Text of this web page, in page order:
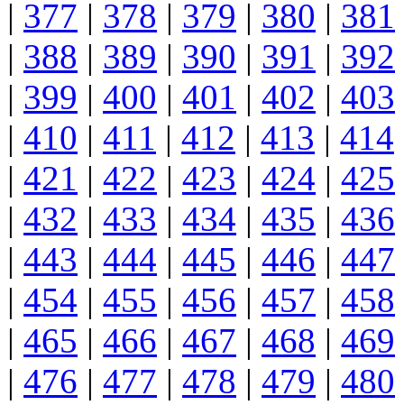
| 377 | 378 | 379 | 380 | 381
| 388 | 389 | 390 | 391 | 392
| 399 | 400 | 401 | 402 | 403
| 410 | 411 | 412 | 413 | 414
| 421 | 422 | 423 | 424 | 425
| 432 | 433 | 434 | 435 | 436
| 443 | 444 | 445 | 446 | 447
| 454 | 455 | 456 | 457 | 458
| 465 | 466 | 467 | 468 | 469
| 476 | 477 | 478 | 479 | 480